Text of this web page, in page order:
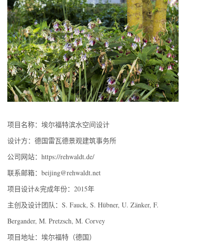
项目名称：埃尔福特滨水空间设计
设计方：德国雷瓦德景观建筑事务所
公司网站：https://rehwaldt.de/
联系邮箱：beijing@rehwaldt.net
项目设计&完成年份：2015年
主创及设计团队：S. Fauck, S. Hübner, U. Zänker, F.
Bergander, M. Pretzsch, M. Corvey
项目地址：埃尔福特（德国）